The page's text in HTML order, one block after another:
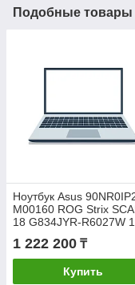
Подобные товары
Ноутбук Asus
M00160 ROG Strix
18 G834JYR-R6027W
(2560 x 1600) MiniLED
240Hz/Intel Core
1 222 200 ₸
Купить